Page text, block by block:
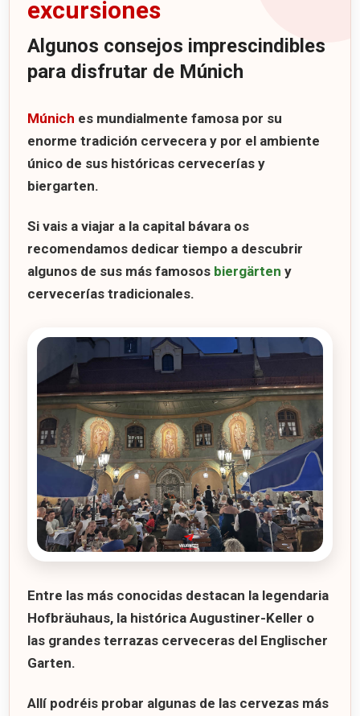
excursiones
Algunos consejos imprescindibles
para disfrutar de Múnich
Múnich es mundialmente famosa por su
enorme tradición cervecera y por el ambiente
único de sus históricas cervecerías y
biergarten.
Si vais a viajar a la capital bávara os
recomendamos dedicar tiempo a descubrir
algunos de sus más famosos biergärten y
cervecerías tradicionales.
Entre las más conocidas destacan la legendaria
Hofbräuhaus, la histórica Augustiner-Keller o
las grandes terrazas cerveceras del Englischer
Garten.
Allí podréis probar algunas de las cervezas más